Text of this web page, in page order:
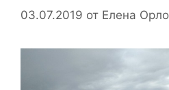
03.07.2019 от Елена